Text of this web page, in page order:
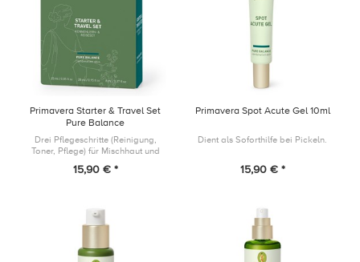
Primavera Starter & Travel Set
Pure Balance
Drei Pflegeschritte (Reinigung,
Toner, Pflege) für Mischhaut und
Kennenlernen oder für den Kurztrip
15,90 € *
Primavera Spot Acute Gel 10ml
Dient als Soforthilfe bei Pickeln.
15,90 € *